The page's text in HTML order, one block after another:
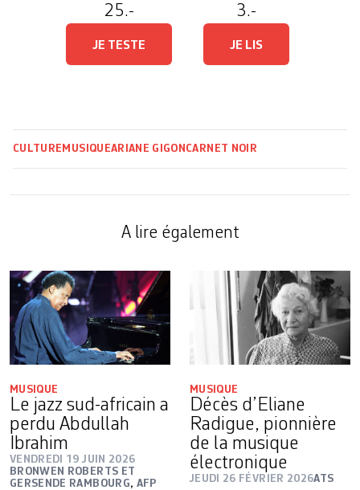
25.-
JE TESTE
3.-
JE LIS
CULTURE MUSIQUEARIANE GIGON CARNET NOIR
A lire également
MUSIQUE
Le jazz sud-africain a
perdu Abdullah
Ibrahim
VENDREDI 19 JUIN 2026
BRONWEN ROBERTS ET
GERSENDE RAMBOURG, AFP
MUSIQUE
Décès d’Eliane
Radigue, pionnière
de la musique
électronique
JEUDI 26 FÉVRIER 2026ATS